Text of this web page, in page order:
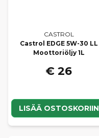
CASTROL
Castrol EDGE 5W-30 LL
Moottoriöljy 1L
€ 26
LISÄÄ OSTOSKORIIN